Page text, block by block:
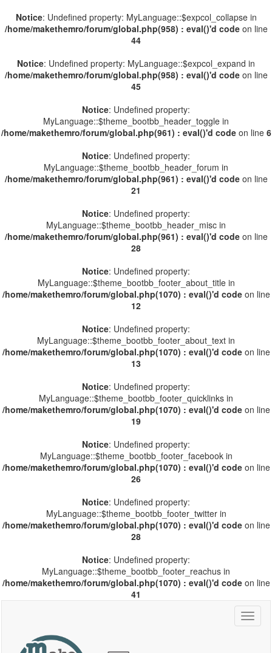
Notice: Undefined property: MyLanguage::$expcol_collapse in
/home/makethemro/forum/global.php(958) : eval()'d codeon line
44
Notice: Undefined property: MyLanguage::$expcol_expand in
/home/makethemro/forum/global.php(958) : eval()'d codeon line
45
Notice: Undefined property:
MyLanguage::$theme_bootbb_header_toggle in
/home/makethemro/forum/global.php(961) : eval()'d codeon line 6
Notice: Undefined property:
MyLanguage::$theme_bootbb_header_forum in
/home/makethemro/forum/global.php(961) : eval()'d codeon line
21
Notice: Undefined property:
MyLanguage::$theme_bootbb_header_misc in
/home/makethemro/forum/global.php(961) : eval()'d codeon line
28
Notice: Undefined property:
MyLanguage::$theme_bootbb_footer_about_title in
/home/makethemro/forum/global.php(1070) : eval()'d codeon line
12
Notice: Undefined property:
MyLanguage::$theme_bootbb_footer_about_text in
/home/makethemro/forum/global.php(1070) : eval()'d codeon line
13
Notice: Undefined property:
MyLanguage::$theme_bootbb_footer_quicklinks in
/home/makethemro/forum/global.php(1070) : eval()'d codeon line
19
Notice: Undefined property:
MyLanguage::$theme_bootbb_footer_facebook in
/home/makethemro/forum/global.php(1070) : eval()'d codeon line
26
Notice: Undefined property:
MyLanguage::$theme_bootbb_footer_twitter in
/home/makethemro/forum/global.php(1070) : eval()'d codeon line
28
Notice: Undefined property:
MyLanguage::$theme_bootbb_footer_reachus in
/home/makethemro/forum/global.php(1070) : eval()'d codeon line
41